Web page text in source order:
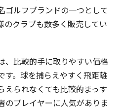
ゴルフブランドの一つとして
のクラブも数多く販売してい
、比較的手に取りやすい価格
す。球を捕らえやすく飛距離
えられなくても比較的まっす
のプレイヤーに人気がありま